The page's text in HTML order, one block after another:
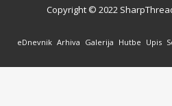
blank
Copyright © 2022
eDnevnik Arhiva Galerija Hutbe Upis